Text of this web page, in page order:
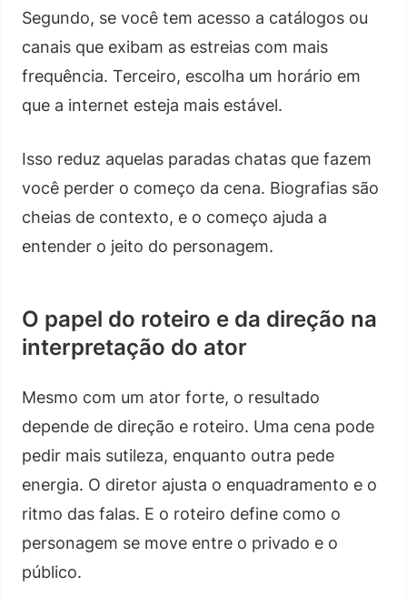
Segundo, se você tem acesso a catálogos ou
canais que exibam as estreias com mais
frequência. Terceiro, escolha um horário em
que a internet esteja mais estável.
Isso reduz aquelas paradas chatas que fazem
você perder o começo da cena. Biografias são
cheias de contexto, e o começo ajuda a
entender o jeito do personagem.
O papel do roteiro e da direção na
interpretação do ator
Mesmo com um ator forte, o resultado
depende de direção e roteiro. Uma cena pode
pedir mais sutileza, enquanto outra pede
energia. O diretor ajusta o enquadramento e o
ritmo das falas. E o roteiro define como o
personagem se move entre o privado e o
público.